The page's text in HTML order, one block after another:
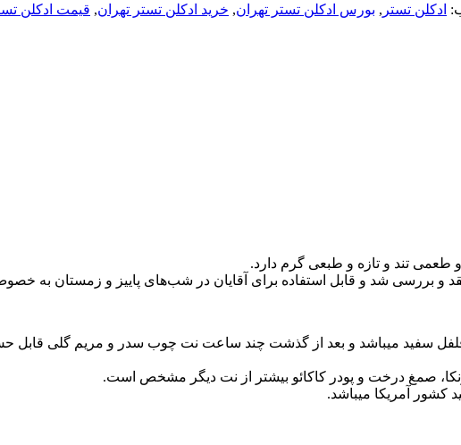
ادکلن تستر , بورس ادکلن تستر تهران, خرید ادکلن تستر تهران, قیمت ادکلن
تند و تازه و طبعی گرم دارد.
سفید میباشد و بعد از گذشت چند ساعت نت چوب سدر و مریم گلی قابل حس
صمغ درخت و پودر کاکائو بیشتر از نت دیگر مشخص است.
کشور آمریکا میباشد.